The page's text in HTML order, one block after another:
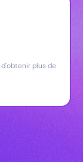
plus de